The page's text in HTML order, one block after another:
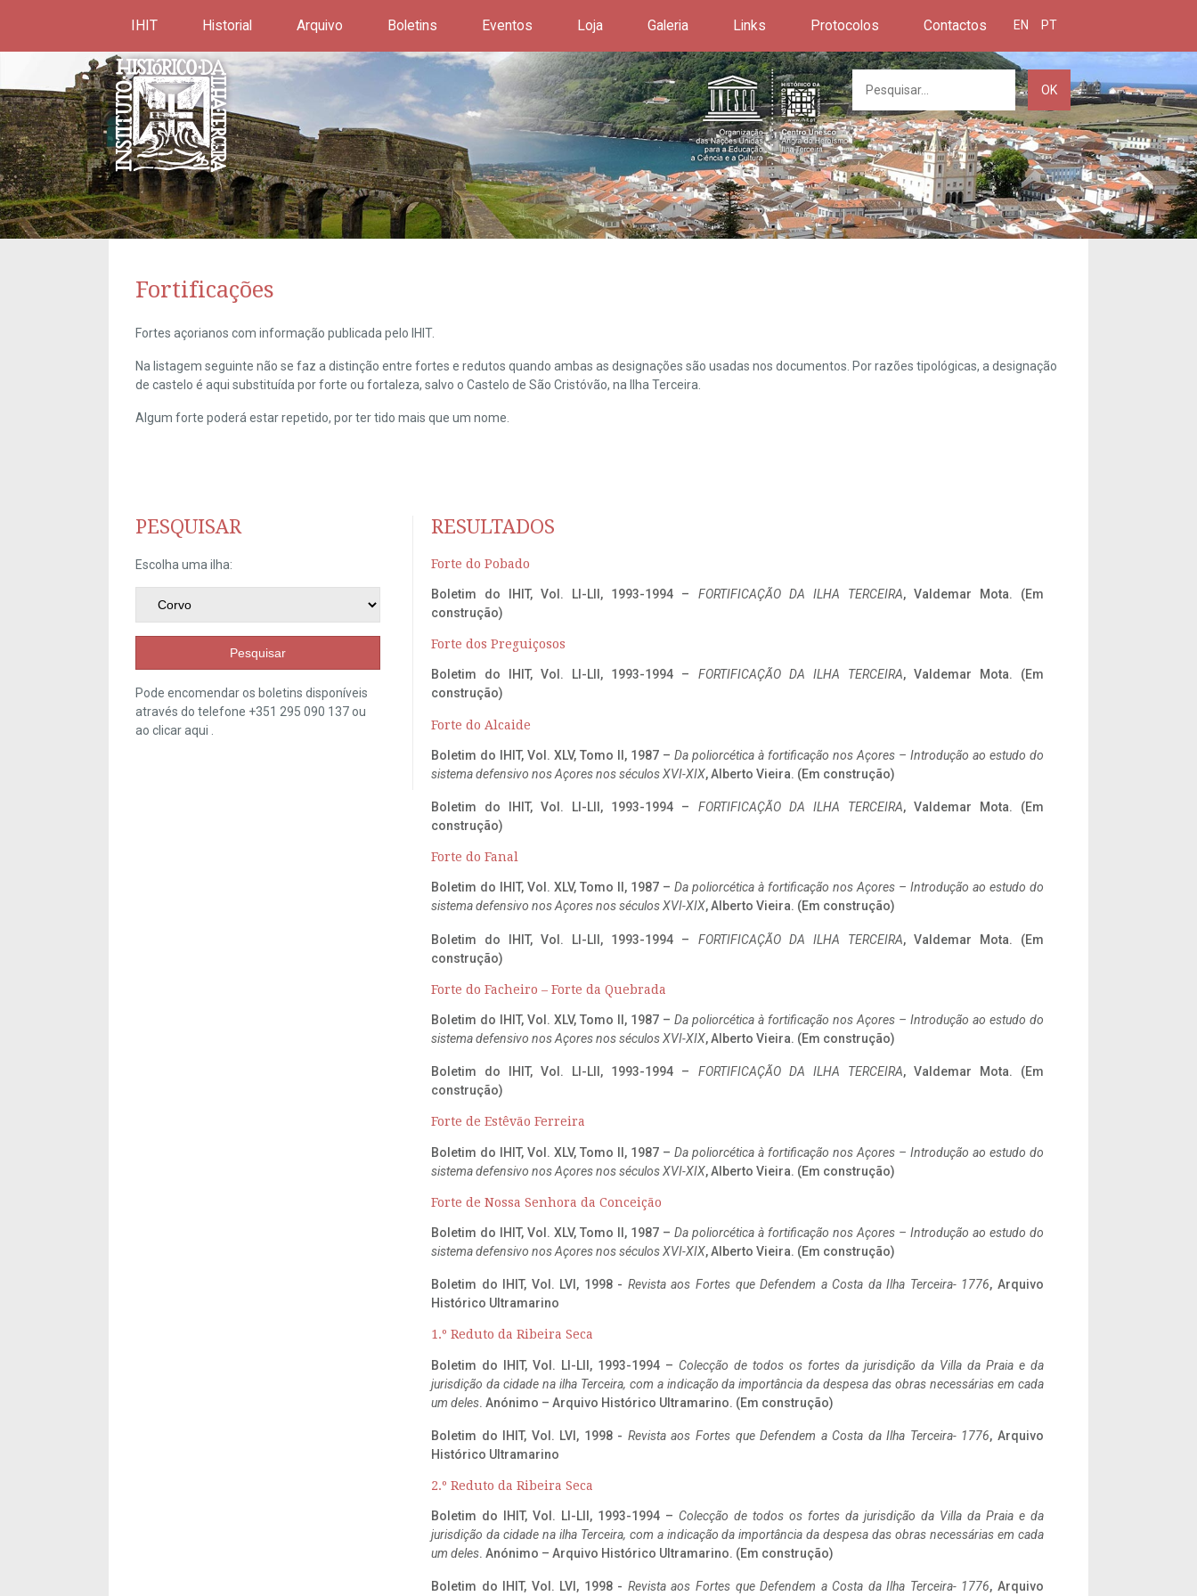
IHIT Historial Arquivo Boletins Eventos Loja Galeria Links Protocolos Contactos EN PT
OK
Fortificações
Fortes açorianos com informação publicada pelo IHIT.
Na listagem seguinte não se faz a distinção entre fortes e redutos quando ambas as designações são usadas nos documentos. Por razões tipológicas, a designação
de castelo é aqui substituída por forte ou fortaleza, salvo o Castelo de São Cristóvão, na Ilha Terceira.
Algum forte poderá estar repetido, por ter tido mais que um nome.
PESQUISAR
Escolha uma ilha:
Pesquisar
Pode encomendar os boletins disponíveis
através do telefone +351 295 090 137 ou
ao clicaraqui
RESULTADOS
Forte do Pobado
Boletim do IHIT, Vol. LI-LII, 1993-1994 – FORTIFICAÇÃO DA ILHA TERCEIRA, Valdemar Mota. (Em
construção)
Forte dos Preguiçosos
Boletim do IHIT, Vol. LI-LII, 1993-1994 – FORTIFICAÇÃO DA ILHA TERCEIRA, Valdemar Mota. (Em
construção)
Forte do Alcaide
Boletim do IHIT, Vol. XLV, Tomo II, 1987 – Da poliorcética à fortificação nos Açores – Introdução ao estudo do
sistema defensivo nos Açores nos séculos XVI-XIX, Alberto Vieira. (Em construção)
Boletim do IHIT, Vol. LI-LII, 1993-1994 – FORTIFICAÇÃO DA ILHA TERCEIRA, Valdemar Mota. (Em
construção)
Forte do Fanal
Boletim do IHIT, Vol. XLV, Tomo II, 1987 – Da poliorcética à fortificação nos Açores – Introdução ao estudo do
sistema defensivo nos Açores nos séculos XVI-XIX, Alberto Vieira. (Em construção)
Boletim do IHIT, Vol. LI-LII, 1993-1994 – FORTIFICAÇÃO DA ILHA TERCEIRA, Valdemar Mota. (Em
construção)
Forte do Facheiro – Forte da Quebrada
Boletim do IHIT, Vol. XLV, Tomo II, 1987 – Da poliorcética à fortificação nos Açores – Introdução ao estudo do
sistema defensivo nos Açores nos séculos XVI-XIX, Alberto Vieira. (Em construção)
Boletim do IHIT, Vol. LI-LII, 1993-1994 – FORTIFICAÇÃO DA ILHA TERCEIRA, Valdemar Mota. (Em
construção)
Forte de Estêvão Ferreira
Boletim do IHIT, Vol. XLV, Tomo II, 1987 – Da poliorcética à fortificação nos Açores – Introdução ao estudo do
sistema defensivo nos Açores nos séculos XVI-XIX, Alberto Vieira. (Em construção)
Forte de Nossa Senhora da Conceição
Boletim do IHIT, Vol. XLV, Tomo II, 1987 – Da poliorcética à fortificação nos Açores – Introdução ao estudo do
sistema defensivo nos Açores nos séculos XVI-XIX, Alberto Vieira. (Em construção)
Boletim do IHIT, Vol. LVI, 1998 - Revista aos Fortes que Defendem a Costa da Ilha Terceira- 1776, Arquivo
Histórico Ultramarino
1.º Reduto da Ribeira Seca
Boletim do IHIT, Vol. LI-LII, 1993-1994 – Colecção de todos os fortes da jurisdição da Villa da Praia e da
jurisdição da cidade na ilha Terceira, com a indicação da importância da despesa das obras necessárias em cada
um deles. Anónimo – Arquivo Histórico Ultramarino. (Em construção)
Boletim do IHIT, Vol. LVI, 1998 - Revista aos Fortes que Defendem a Costa da Ilha Terceira- 1776, Arquivo
Histórico Ultramarino
2.º Reduto da Ribeira Seca
Boletim do IHIT, Vol. LI-LII, 1993-1994 – Colecção de todos os fortes da jurisdição da Villa da Praia e da
jurisdição da cidade na ilha Terceira, com a indicação da importância da despesa das obras necessárias em cada
um deles. Anónimo – Arquivo Histórico Ultramarino. (Em construção)
Boletim do IHIT, Vol. LVI, 1998 - Revista aos Fortes que Defendem a Costa da Ilha Terceira- 1776, Arquivo